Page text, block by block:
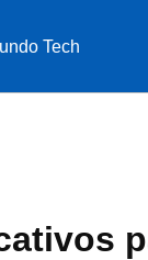
Tech